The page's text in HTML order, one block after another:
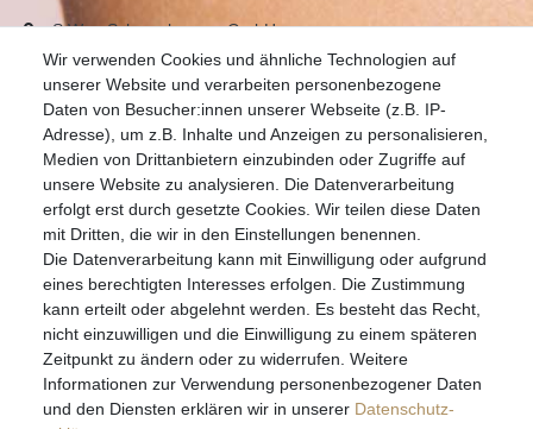
Wir verwenden Cookies und ähnliche Technologien auf
unserer Website und verarbeiten personenbezogene
Daten von Besucher:innen unserer Webseite (z.B. IP-
Adresse), um z.B. Inhalte und Anzeigen zu personalisieren,
Medien von Drittanbietern einzubinden oder Zugriffe auf
unsere Website zu analysieren. Die Datenverarbeitung
erfolgt erst durch gesetzte Cookies. Wir teilen diese Daten
mit Dritten, die wir in den Einstellungen benennen.
Die Datenverarbeitung kann mit Einwilligung oder aufgrund
eines berechtigten Interesses erfolgen. Die Zustimmung
kann erteilt oder abgelehnt werden. Es besteht das Recht,
nicht einzuwilligen und die Einwilligung zu einem späteren
Zeitpunkt zu ändern oder zu widerrufen. Weitere
Informationen zur Verwendung personenbezogener Daten
und den Diensten erklären wir in unserer Daten­schutz­
S.W.w. Schmuckwaren GmbH
07051-9608828
info@schmuckador.de
Montag bis Freitag 8.30 – 12.00 Uhr und 13.30 bis 17.30 Uhr
Widerrufs­recht Widerrufs­formular Impressum
Daten­schutz­erklärung AGB
E-MAIL **